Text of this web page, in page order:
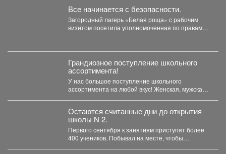
Все начинается с безопасности.
Загородный лагерь «Белая роща» с рабочим
визитом посетила уполномоченная по правам
Грандиозное поступление школьного
ассортимента!
У нас большое поступление школьного
ассортимента на любой вкус! Женская, мужская и
Остаются считанные дни до открытия
школы N 2.
Первого сентября к занятиям приступят более
400 учеников. Побывал на месте, чтобы